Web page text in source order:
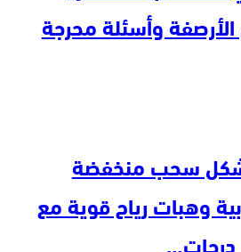
وأسئلة محرجة
سحب منخفضة
وهبات رياح قوية مع
درجات…